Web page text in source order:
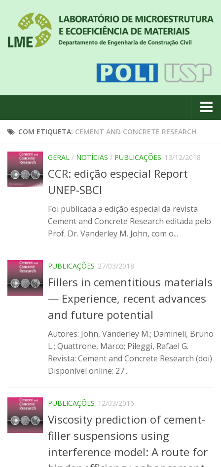
Quem somos
Geral
Projetos de pesquisa
Infraestrutura
Materiais cimentícios ecoeficientes
Ecologia Industrial na Construção Civil
Resíduos como matérias-primas
Durabilidade & vida útil das construções
Reologia e reometria de suspensões concentradas
EMBRAPII (MCE)
Revestimentos frios (CBSF)
Projeto Crescimento
SBTA 2017
COM ETIQUETA: CEMENT AND CONCRETE RESEARCH
GERAL / NOTÍCIAS / PUBLICAÇÕES 13/12/2018
CCR: edição especial Report
UNEP-SBCI
Foi publicada a edição especial da revista
Cement and Concrete Research editada pelo
Prof. Dr. Vanderley M. John, com o...
PUBLICAÇÕES 27/03/2018
Fillers in cementitious materials
— Experience, recent advances
and future potential
Autores: John, Vanderley M.; Damineli, Bruno
L.; Quattrone, Marco; Pileggi, Rafael G.
Revista: Cement and Concrete Research (doi)
Disponível online: 27...
PUBLICAÇÕES 12/03/2016
Viscosity prediction of cement-
filler suspensions using
interference model: A route for